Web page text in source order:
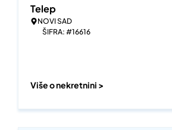
Telep
NOVI SAD
ŠIFRA: #16616
Više o nekretnini >